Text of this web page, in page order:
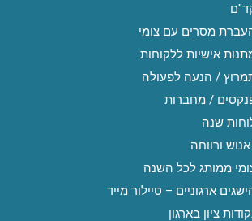
מסרים עם צומי
אישיות ללקוחות
/ הנעה לפעולה
/ מחברות
שנה
ורווחה
ממותג לכל השנה
ארגוניים – טיילור מייד
ציון בארגון